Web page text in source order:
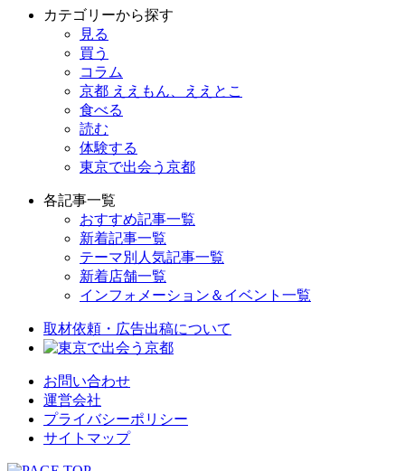
カテゴリーから探す
見る
買う
コラム
京都 ええもん、ええとこ
食べる
読む
体験する
東京で出会う京都
各記事一覧
おすすめ記事一覧
新着記事一覧
テーマ別人気記事一覧
新着店舗一覧
インフォメーション＆イベント一覧
取材依頼・広告出稿について
お問い合わせ
運営会社
プライバシーポリシー
サイトマップ